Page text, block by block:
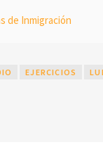
de Inmigración
EJERCICIOS